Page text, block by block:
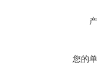
您的